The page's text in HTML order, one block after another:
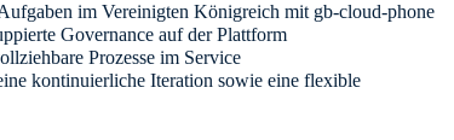
im Vereinigten Königreich mit gb-cloud-phone
Governance auf der Plattform
Prozesse im Service
kontinuierliche Iteration sowie eine flexible